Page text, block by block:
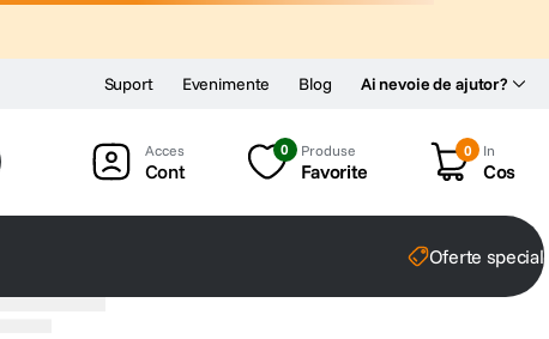
Ai nevoie de ajutor?
Suport Evenimente Blog
Cont
0 Produse
Favorite
0 In
Cos
Oferte